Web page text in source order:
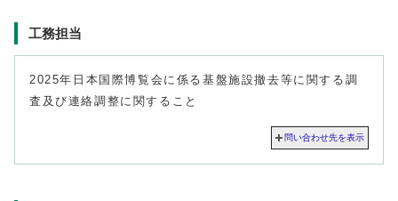
工務担当
2025年日本国際博覧会に係る基盤施設撤去等に関する調
査及び連絡調整に関すること
問い合わせ先を表示